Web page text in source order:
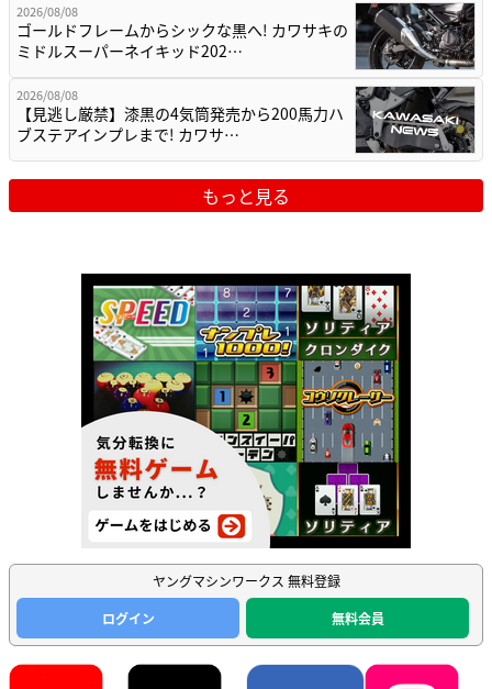
2026/08/08
ゴールドフレームからシックな黒へ! カワサキの
ミドルスーパーネイキッド202…
2026/08/08
【見逃し厳禁】漆黒の4気筒発売から200馬力ハ
ブステアインプレまで! カワサ…
もっと見る
ヤングマシンワークス 無料登録
ログイン
無料会員